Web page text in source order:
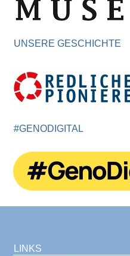
UNSERE GESCHICHTE
#GENODIGITAL
LINKS